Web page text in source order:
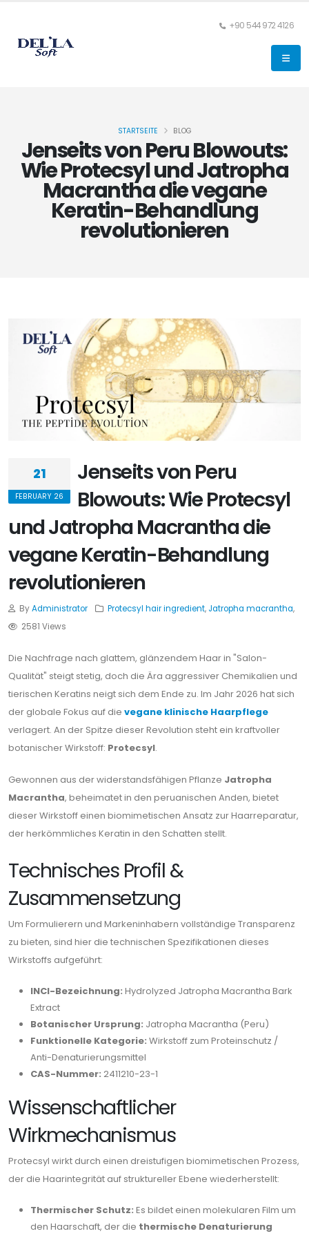
+90 544 972 4126
Jenseits von Peru Blowouts:
Wie Protecsyl und Jatropha
Macrantha die vegane
Keratin-Behandlung
revolutionieren
STARTSEITE BLOG
21
FEBRUARY 26
Jenseits von Peru
Blowouts: Wie Protecsyl
und Jatropha Macrantha die
vegane Keratin-Behandlung
revolutionieren
ByAdministrator Protecsyl hair ingredient, Jatropha macrantha,
2581 Views
Die Nachfrage nach glattem, glänzendem Haar in "Salon-
Qualität" steigt stetig, doch die Ära aggressiver Chemikalien und
tierischen Keratins neigt sich dem Ende zu. Im Jahr 2026 hat sich
der globale Fokus auf die vegane klinische Haarpflege
verlagert. An der Spitze dieser Revolution steht ein kraftvoller
botanischer Wirkstoff: Protecsyl.
Gewonnen aus der widerstandsfähigen Pflanze Jatropha
Macrantha, beheimatet in den peruanischen Anden, bietet
dieser Wirkstoff einen biomimetischen Ansatz zur Haarreparatur,
der herkömmliches Keratin in den Schatten stellt.
Technisches Profil &
Zusammensetzung
Um Formulierern und Markeninhabern vollständige Transparenz
zu bieten, sind hier die technischen Spezifikationen dieses
Wirkstoffs aufgeführt:
INCI-Bezeichnung: Hydrolyzed Jatropha Macrantha Bark
Extract
Botanischer Ursprung: Jatropha Macrantha (Peru)
Funktionelle Kategorie: Wirkstoff zum Proteinschutz /
Anti-Denaturierungsmittel
CAS-Nummer: 2411210-23-1
Wissenschaftlicher
Wirkmechanismus
Protecsyl wirkt durch einen dreistufigen biomimetischen Prozess,
der die Haarintegrität auf struktureller Ebene wiederherstellt:
Thermischer Schutz: Es bildet einen molekularen Film um
den Haarschaft, der die thermische Denaturierung